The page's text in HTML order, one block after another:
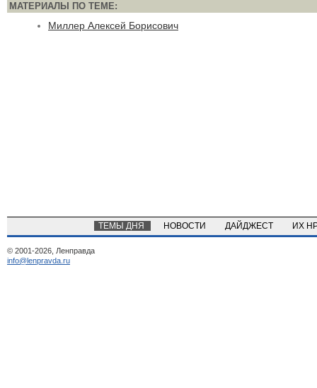
МАТЕРИАЛЫ ПО ТЕМЕ:
Миллер Алексей Борисович
ТЕМЫ ДНЯ НОВОСТИ ДАЙДЖЕСТ ИХ
© 2001-2026, Ленправда
info@lenpravda.ru